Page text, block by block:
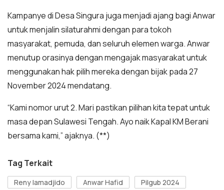
Kampanye di Desa Singura juga menjadi ajang bagi Anwar
untuk menjalin silaturahmi dengan para tokoh
masyarakat, pemuda, dan seluruh elemen warga. Anwar
menutup orasinya dengan mengajak masyarakat untuk
menggunakan hak pilih mereka dengan bijak pada 27
November 2024 mendatang.
“Kami nomor urut 2. Mari pastikan pilihan kita tepat untuk
masa depan Sulawesi Tengah. Ayo naik Kapal KM Berani
bersama kami,” ajaknya. (**)
Tag Terkait
Reny lamadjido Anwar Hafid
Pilgub 2024